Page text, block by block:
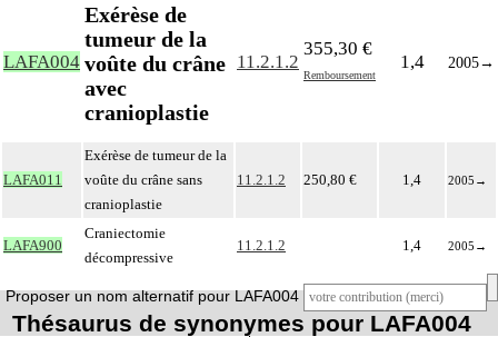
LAFA004
Exérèse de
tumeur de la
voûte du crâne
avec
cranioplastie
11.2.1.2
355,30 €
Remboursement
1,4 2005→
LAFA011
Exérèse de tumeur de la
voûte du crâne sans
cranioplastie
11.2.1.2 250,80 € 1,4 2005 →
LAFA900
Craniectomie
décompressive
11.2.1.2 1,4 2005 →
Proposer un nom alternatif pour LAFA004
Thésaurus de synonymes pour LAFA004